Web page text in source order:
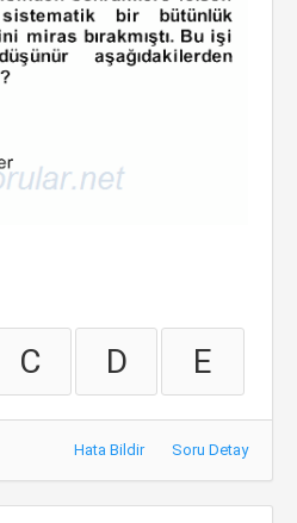
C D E
Hata Bildir Soru Detay